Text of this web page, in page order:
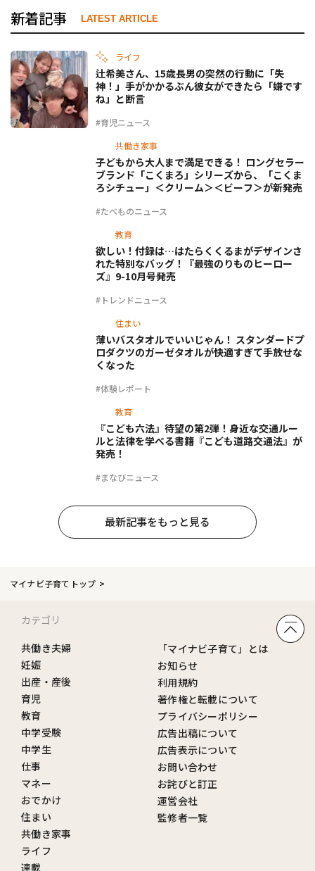
新着記事 LATEST ARTICLE
ライフ
#育児ニュース
辻希美さん、15歳長男の突然の行動に「失
神！」手がかかるぶん彼女ができたら「嫌です
ね」と断言
共働き家事
#たべものニュース
子どもから大人まで満足できる！ ロングセラー
ブランド「こくまろ」シリーズから、「こくま
ろシチュー」＜クリーム＞＜ビーフ＞が新発売
教育
#トレンドニュース
欲しい！付録は…はたらくくるまがデザインさ
れた特別なバッグ！『最強のりものヒーロー
ズ』9-10月号発売
住まい
#体験レポート
薄いバスタオルでいいじゃん！ スタンダードプ
ロダクツのガーゼタオルが快適すぎて手放せな
くなった
教育
#まなびニュース
『こども六法』待望の第2弾！身近な交通ルー
ルと法律を学べる書籍『こども道路交通法』が
発売！
最新記事をもっと見る
マイナビ子育てトップ
カテゴリ
共働き夫婦
妊娠
出産・産後
育児
教育
中学受験
中学生
仕事
マネー
おでかけ
住まい
共働き家事
ライフ
連載
「マイナビ子育て」とは
お知らせ
利用規約
著作権と転載について
プライバシーポリシー
広告出稿について
広告表示について
お問い合わせ
お詫びと訂正
運営会社
監修者一覧